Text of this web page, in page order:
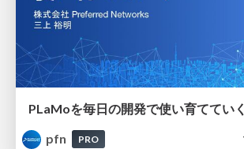
PLaMoを毎日の開発で使い育てていく
pfn
PRO